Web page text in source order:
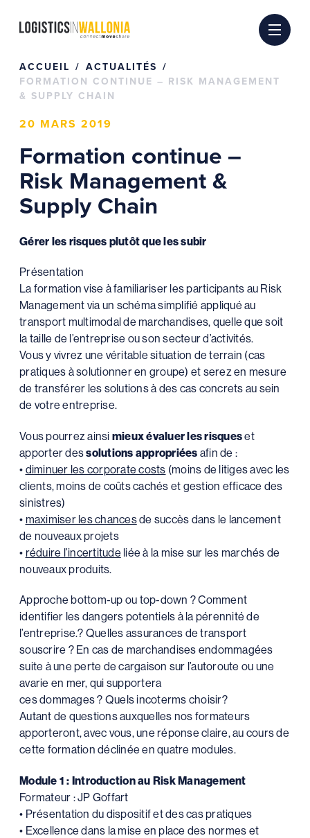
ACCUEIL
ACTUALITÉS
FORMATION CONTINUE – RISK MANAGEMENT
& SUPPLY CHAIN
20 MARS 2019
Formation continue –
Risk Management &
Supply Chain
Gérer les risques plutôt que les subir
Présentation
La formation vise à familiariser les participants au Risk
Management via un schéma simplifié appliqué au
transport multimodal de marchandises, quelle que soit
la taille de l’entreprise ou son secteur d’activités.
Vous y vivrez une véritable situation de terrain (cas
pratiques à solutionner en groupe) et serez en mesure
de transférer les solutions à des cas concrets au sein
de votre entreprise.
Vous pourrez ainsi mieux évaluer les risqueset
apporter dessolutions appropriées afin de :
• diminuer les corporate costs (moins de litiges avec les
clients, moins de coûts cachés et gestion efficace des
sinistres)
• maximiser les chancesde succès dans le lancement
de nouveaux projets
• réduire l’incertitudeliée à la mise sur les marchés de
nouveaux produits.
Approche bottom-up ou top-down ? Comment
identifier les dangers potentiels à la pérennité de
l’entreprise.? Quelles assurances de transport
souscrire ? En cas de marchandises endommagées
suite à une perte de cargaison sur l’autoroute ou une
avarie en mer, qui supportera
ces dommages ? Quels incoterms choisir?
Autant de questions auxquelles nos formateurs
apporteront, avec vous, une réponse claire, au cours de
cette formation déclinée en quatre modules.
Module 1 : Introduction au Risk Management
Formateur : JP Goffart
• Présentation du dispositif et des cas pratiques
• Excellence dans la mise en place des normes et